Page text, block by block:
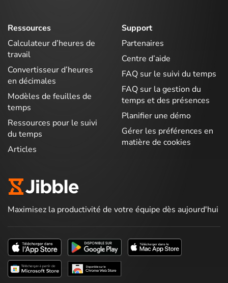
Ressources
Calculateur d’heures de
travail
Convertisseur d’heures
en décimales
Modèles de feuilles de
temps
Ressources pour le suivi
du temps
Articles
Support
Partenaires
Centre d’aide
FAQ sur le suivi du temps
FAQ sur la gestion du
temps et des présences
Planifier une démo
Gérer les préférences en
matière de cookies
Maximisez la productivité de votre équipe dès aujourd'hui